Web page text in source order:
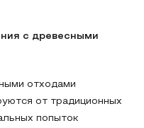
с древесными
отходами
от традиционных
попыток